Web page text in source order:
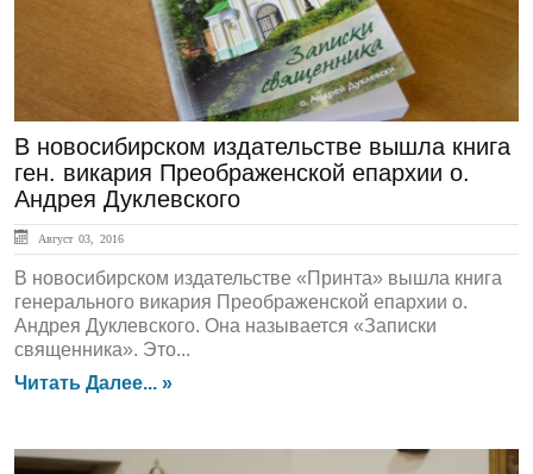
В новосибирском издательстве вышла книга
ген. викария Преображенской епархии о.
Андрея Дуклевского
Август 03, 2016
В новосибирском издательстве «Принта» вышла книга
генерального викария Преображенской епархии о.
Андрея Дуклевского. Она называется «Записки
священника». Это...
Читать Далее... »